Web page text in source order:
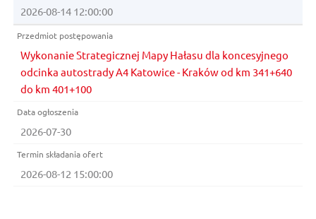
2026-08-14 12:00:00
Wykonanie Strategicznej Mapy Hałasu dla koncesyjnego
odcinka autostrady A4 Katowice - Kraków od km 341+640
do km 401+100
2026-07-30
2026-08-12 15:00:00